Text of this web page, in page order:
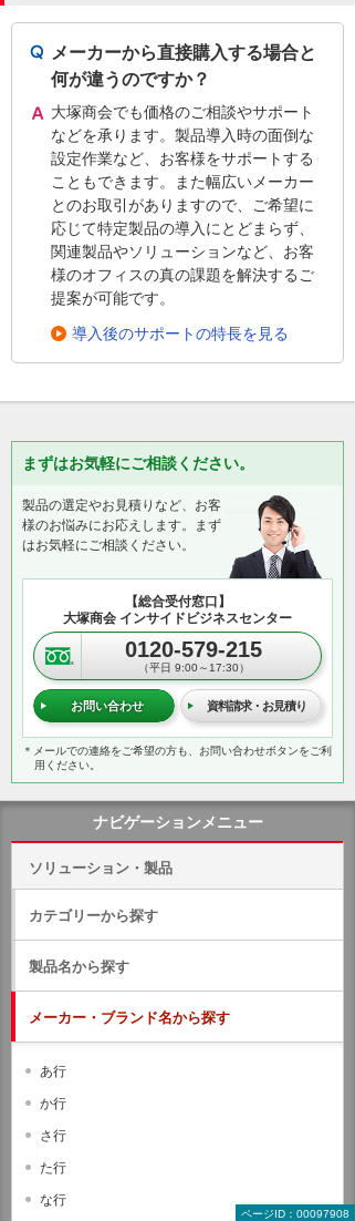
メーカーから直接購入する場合と
何が違うのですか？
大塚商会でも価格のご相談やサポート
などを承ります。製品導入時の面倒な
設定作業など、お客様をサポートする
こともできます。また幅広いメーカー
とのお取引がありますので、ご希望に
応じて特定製品の導入にとどまらず、
関連製品やソリューションなど、お客
様のオフィスの真の課題を解決するご
提案が可能です。
導入後のサポートの特長を見る
まずはお気軽にご相談ください。
製品の選定やお見積りなど、お客
様のお悩みにお応えします。まず
はお気軽にご相談ください。
【総合受付窓口】
大塚商会 インサイドビジネスセンター
0120-579-215
（平日 9:00～17:30）
お問い合わせ 資料請求・お見積り
＊メールでの連絡をご希望の方も、お問い合わせボタンをご利
用ください。
ページID：00097908
ナビゲーションメニュー
ソリューション・製品
カテゴリーから探す
製品名から探す
メーカー・ブランド名から探す
あ行
か行
さ行
た行
な行